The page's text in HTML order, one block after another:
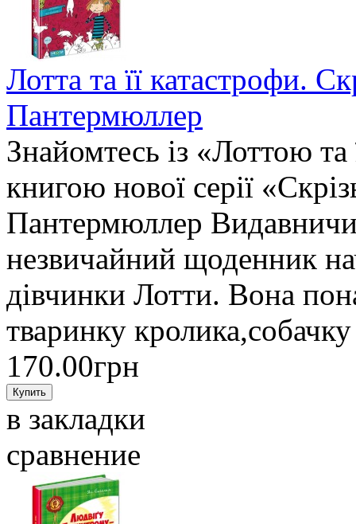
Лотта та її катастрофи.
Пантермюллер
Знайомтесь із «Лоттою
книгою нової серії
Пантермюллер
незвичайний щоденник
дівчинки Лотти. Вона
тваринку
170.00грн
в закладки
сравнение